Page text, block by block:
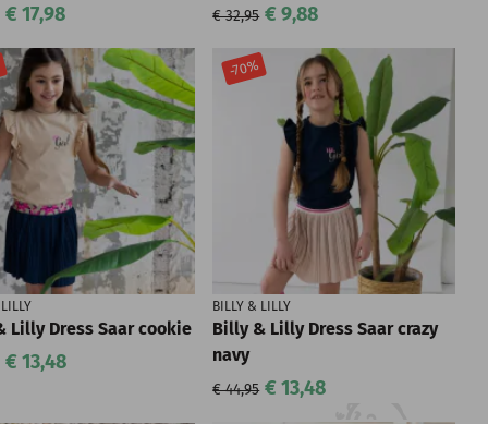
€ 17,98 € 32,95 € 9,88
Lilly Dress Saar cookie
€ 13,48
-70%
BILLY & LILLY
Billy & Lilly Dress Saar crazy
navy
€ 44,95 € 13,48